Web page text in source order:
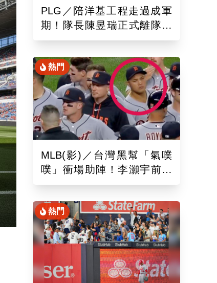
PLG／陪洋基工程走過成軍
期！隊長陳昱瑞正式離隊
球團：感謝全力付出與貢獻
熱門
MLB(影)／台灣黑幫「氣噗
噗」衝場助陣！李灝宇前輩
遭觸身球「引爆大場面」
熱門